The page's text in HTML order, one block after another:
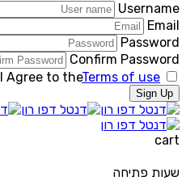
Username
Email
Password
Confirm Password
I Agree to theTerms of use ?
Sign Up
cart
שעות פתיחה